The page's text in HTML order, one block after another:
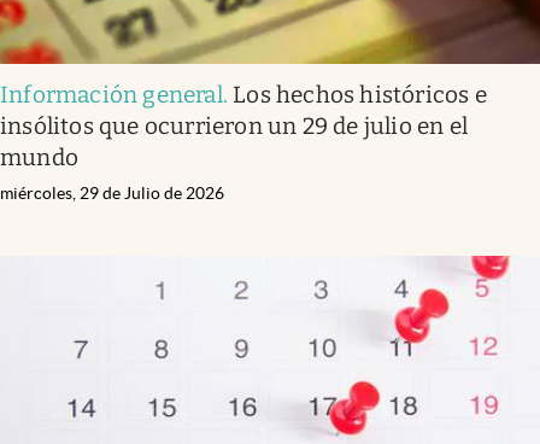
Información general. Los hechos históricos e
insólitos que ocurrieron un 29 de julio en el
mundo
miércoles, 29 de Julio de 2026